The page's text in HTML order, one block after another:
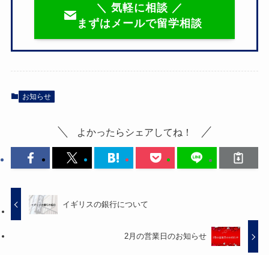
＼ 気軽に相談 ／
まずはメールで留学相談
お知らせ
よかったらシェアしてね！
イギリスの銀行について
2月の営業日のお知らせ